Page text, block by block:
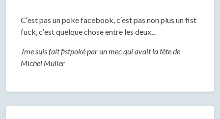
C′est pas un poke facebook, c′est pas non plus un fist
fuck, c′est quelque chose entre les deux...
Jme suis fait fistpoké par un mec qui avait la tête de
Michel Muller